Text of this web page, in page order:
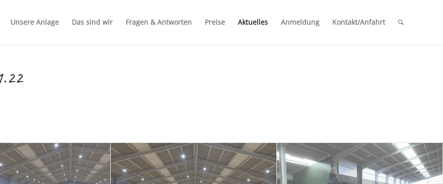
Unsere Anlage Das sind wir Fragen & Antworten Preise Aktuelles Anmeldung Kontakt/Anfahrt